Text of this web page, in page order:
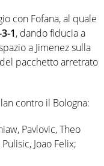
con Fofana, al quale
1, dando fiducia a
a Jimenez sulla
pacchetto arretrato
contro il Bologna:
Pavlovic, Theo
Joao Felix;